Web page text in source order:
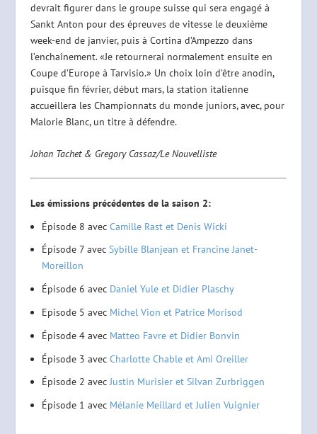
devrait figurer dans le groupe suisse qui sera engagé à
Sankt Anton pour des épreuves de vitesse le deuxième
week-end de janvier, puis à Cortina d’Ampezzo dans
l’enchaînement. «Je retournerai normalement ensuite en
Coupe d’Europe à Tarvisio.» Un choix loin d’être anodin,
puisque fin février, début mars, la station italienne
accueillera les Championnats du monde juniors, avec, pour
Malorie Blanc, un titre à défendre.
Johan Tachet & Gregory Cassaz/Le Nouvelliste
Les émissions précédentes de la saison 2:
Épisode 8 avec Camille Rast et Denis Wicki
Épisode 7 avec Sybille Blanjean et Francine Janet-
Moreillon
Épisode 6 avec Daniel Yule et Didier Plaschy
Episode 5 avec Michel Vion et Patrice Morisod
Épisode 4 avec Matteo Favre et Didier Bonvin
Épisode 3 avec Charlotte Chable et Ami Oreiller
Épisode 2 avecJustin Murisier et Silvan Zurbriggen
Épisode 1 avec Mélanie Meillard et Julien Vuignier